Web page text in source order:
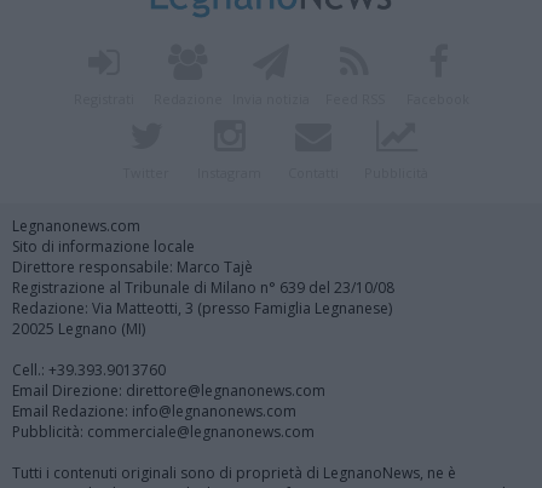
Legnanonews.com
Sito di informazione locale
Direttore responsabile: Marco Tajè
Registrazione al Tribunale di Milano n° 639 del 23/10/08
Redazione: Via Matteotti, 3 (presso Famiglia Legnanese)
20025 Legnano (MI)
Cell.: +39.393.9013760
Email Direzione: direttore@legnanonews.com
Email Redazione: info@legnanonews.com
Pubblicità: commerciale@legnanonews.com
Tutti i contenuti originali sono di proprietà di LegnanoNews, ne è